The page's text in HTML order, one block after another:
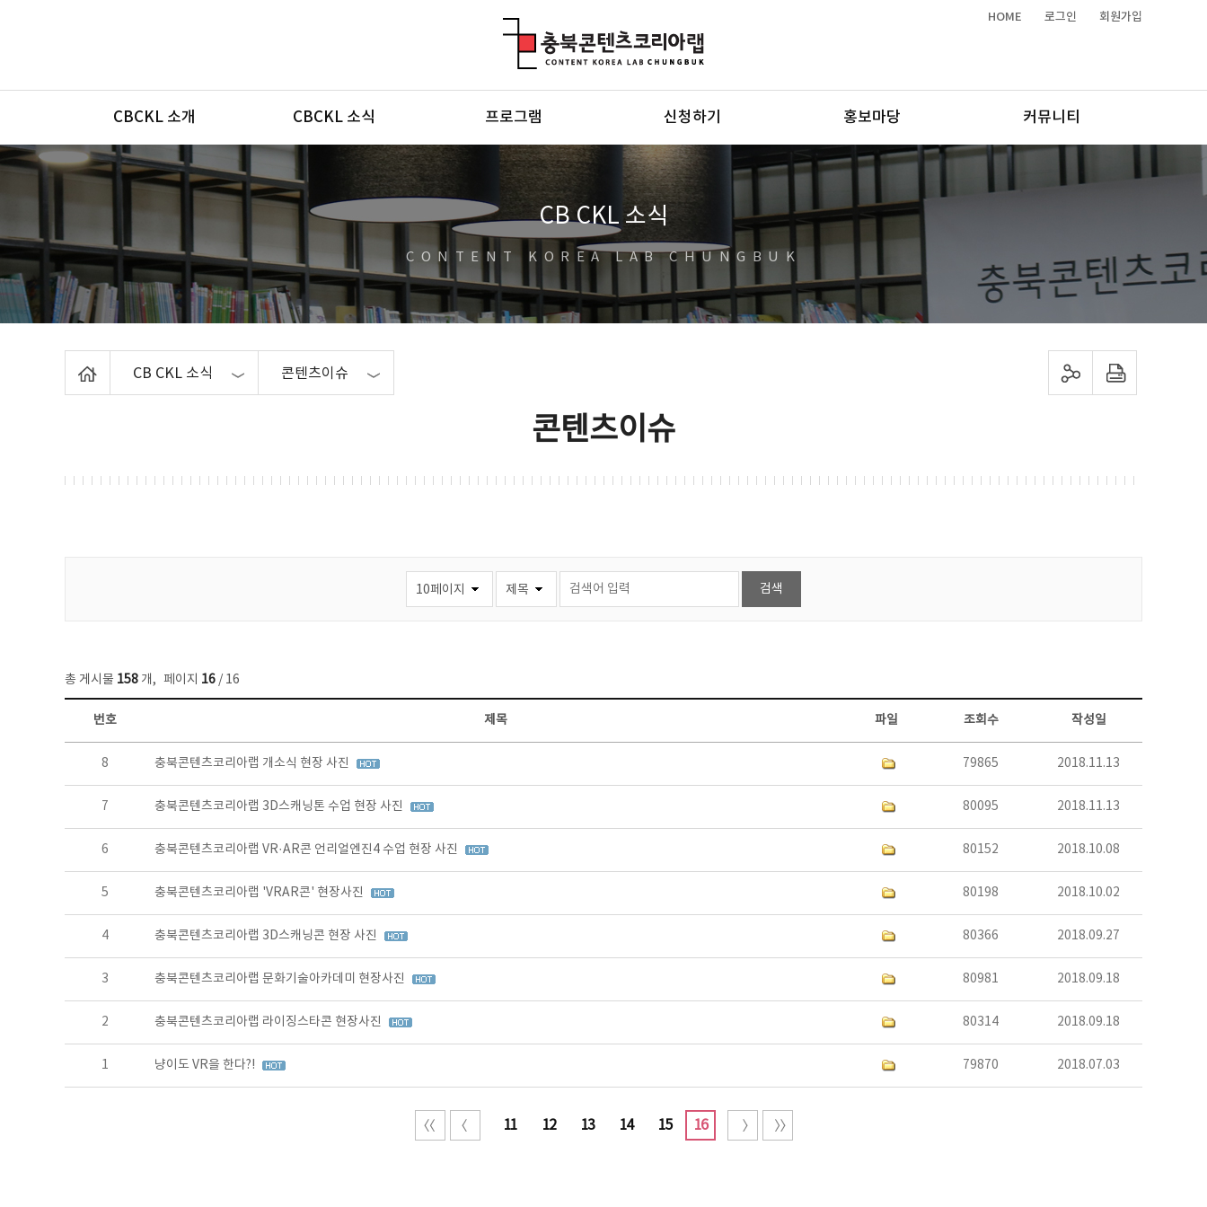
HOME 로그인 회원가입
메뉴
CBCKL 소개 CBCKL 소식 프로그램 신청하기 홍보마당 커뮤니티
CB CKL 소식
CONTENT KOREA LAB CHUNGBUK
CB CKL 소식 콘텐츠이슈 sns 공유하기 프린트하기
콘텐츠이슈
총 게시물 158 개, 페이지 16 / 16
콘텐츠이슈 목록 - 번호, 제목, 작성자, 파일, 조회수, 작성일 정보 제공
번호 제목 파일 조회수 작성일
8 충북콘텐츠코리아랩 개소식 현장 사진 79865 2018.11.13
7 충북콘텐츠코리아랩 3D스캐닝톤 수업 현장 사진 80095 2018.11.13
6 충북콘텐츠코리아랩 VR·AR콘 언리얼엔진4 수업 현장 사진 80152 2018.10.08
5 충북콘텐츠코리아랩 'VRAR콘' 현장사진 80198 2018.10.02
4 충북콘텐츠코리아랩 3D스캐닝콘 현장 사진 80366 2018.09.27
3 충북콘텐츠코리아랩 문화기술아카데미 현장사진 80981 2018.09.18
2 충북콘텐츠코리아랩 라이징스타콘 현장사진 80314 2018.09.18
1 냥이도 VR을 한다?! 79870 2018.07.03
11 12 13 14 15 16